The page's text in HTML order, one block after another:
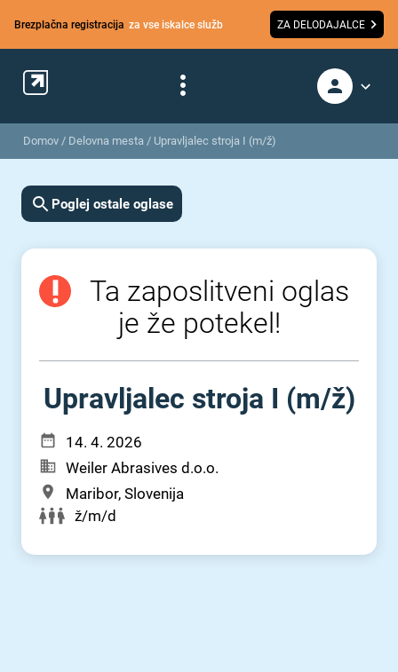
Brezplačna registracija za vse iskalce služb ZA DELODAJALCE
Domov / Delovna mesta / Upravljalec stroja I (m/ž)
Poglej ostale oglase
Ta zaposlitveni oglas
je že potekel!
Upravljalec stroja I (m⁠/⁠ž)
14. 4. 2026
Weiler Abrasives d.o.o.
Maribor, Slovenija
ž/m/d